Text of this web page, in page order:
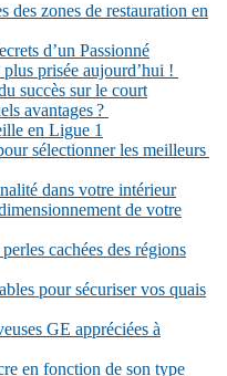
des zones de restauration en
d’un Passionné
prisée aujourd’hui !
succès sur le court
avantages ?
en Ligue 1
sélectionner les meilleurs
dans votre intérieur
de votre
cachées des régions
pour sécuriser vos quais
GE appréciées à
en fonction de son type